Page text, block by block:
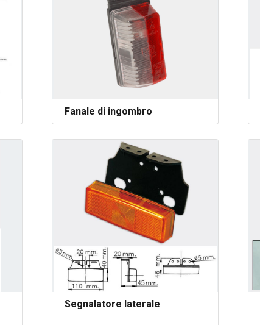
Fanale di ingombro
Segnalatore laterale